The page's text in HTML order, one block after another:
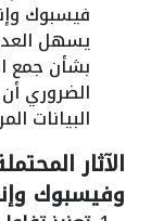
فيسبوك
يسهل
بشأن جمع
الضروري
البيانات
الآثار
وفيسبوك